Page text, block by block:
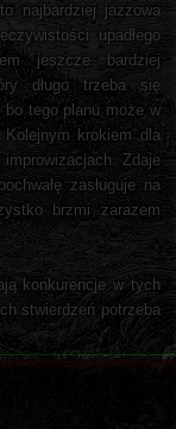
najbardziej jazzowa
upadłego
jeszcze bardziej
długo trzeba się
tego planu może w
krokiem dla
improwizacjach. Zdaje
zasługuje na
brzmi zarazem
konkurencje w tych
stwierdzeń potrzeba